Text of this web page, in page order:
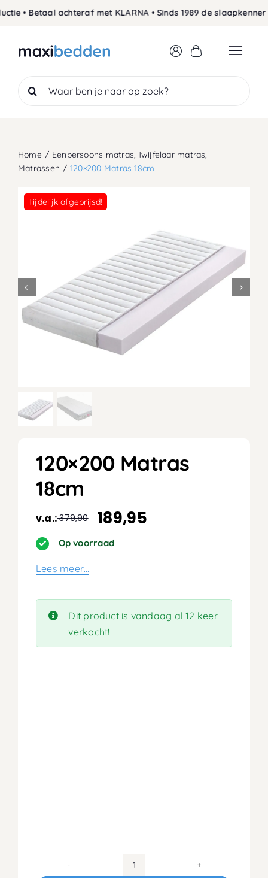
Betaal achteraf met KLARNA • Sinds 1989 de slaapkenner
Search
for:
Home Eenpersoons matras Twijfelaar matras
Matrassen
120×200 Matras 18cm
Tijdelijk afgeprijsd!
120×200 Matras
18cm
v.a.:379,90
Oorspronkelijke
prijs
was:
379,90.
189,95
Huidige
prijs
is:
189,95.
Op voorraad
Lees meer…
Dit product is vandaag al 12 keer
verkocht!
120x200